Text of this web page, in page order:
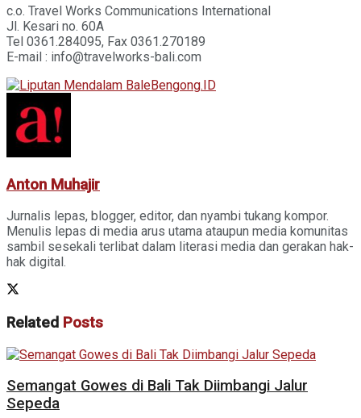
c.o. Travel Works Communications International
Jl. Kesari no. 60A
Tel 0361.284095, Fax 0361.270189
E-mail : info@travelworks-bali.com
Anton Muhajir
Jurnalis lepas, blogger, editor, dan nyambi tukang kompor.
Menulis lepas di media arus utama ataupun media komunitas
sambil sesekali terlibat dalam literasi media dan gerakan hak-
hak digital.
Related Posts
Semangat Gowes di Bali Tak Diimbangi Jalur
Sepeda